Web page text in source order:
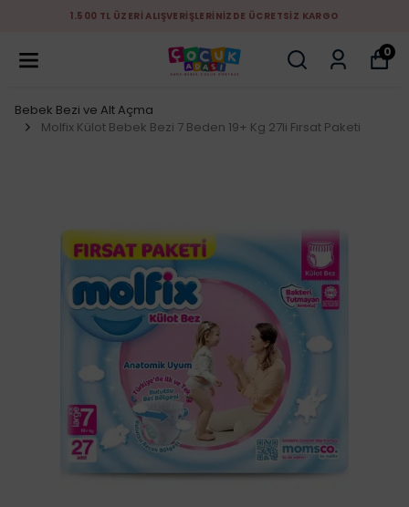
1.500 TL ÜZERİ ALIŞVERİŞLERİNİZDE ÜCRETSİZ KARGO
0
Bebek Bezi ve Alt Açma
Molfix Külot Bebek Bezi 7 Beden 19+ Kg 27li Fırsat Paketi